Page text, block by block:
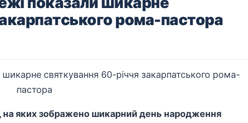
рома-пастора
на яких зображено шикарний день народження